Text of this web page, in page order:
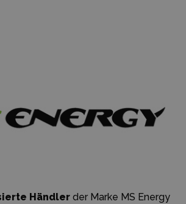
Händler der Marke MS Energy